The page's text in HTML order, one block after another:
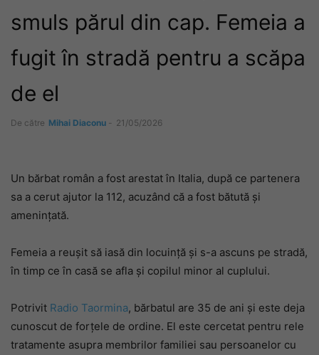
smuls părul din cap. Femeia a
fugit în stradă pentru a scăpa
de el
De către Mihai Diaconu - 21/05/2026
Un bărbat român a fost arestat în Italia, după ce partenera
sa a cerut ajutor la 112, acuzând că a fost bătută și
amenințată.
Femeia a reușit să iasă din locuință și s-a ascuns pe stradă,
în timp ce în casă se afla și copilul minor al cuplului.
Potrivit Radio Taormina, bărbatul are 35 de ani și este deja
cunoscut de forțele de ordine. El este cercetat pentru rele
tratamente asupra membrilor familiei sau persoanelor cu